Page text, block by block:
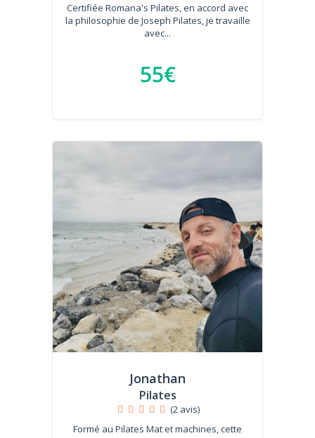
Certifiée Romana's Pilates, en accord avec
la philosophie de Joseph Pilates, je travaille
avec...
55€
Jonathan
Pilates
(2 avis)
Formé au Pilates Mat et machines, cette